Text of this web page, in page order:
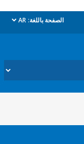
الصفحة باللغة: AR
dropdown